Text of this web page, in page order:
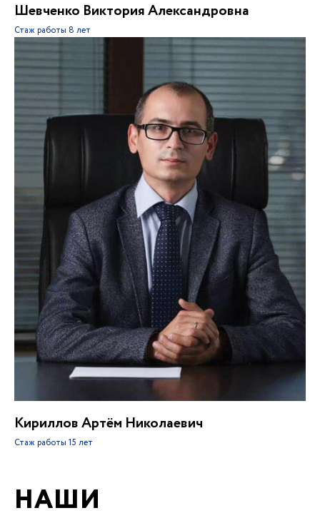
Шевченко Виктория Александровна
Стаж работы 8 лет
Кириллов Артём Николаевич
Стаж работы 15 лет
НАШИ